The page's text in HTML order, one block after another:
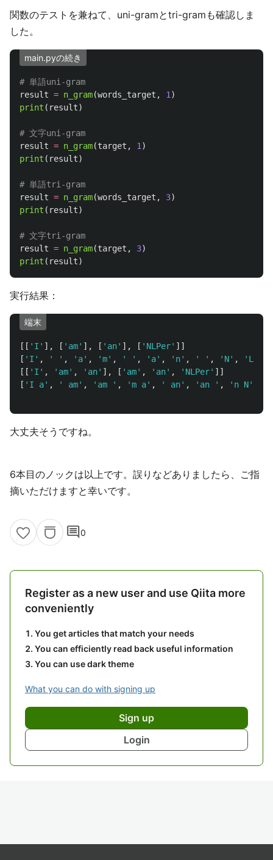
関数のテストを兼ねて、uni-gramとtri-gramも確認しま
した。
main.pyの続き
result = n_gram(words_target , 1 )
print ( result)
result = n_gram(target , 1 )
print ( result)
result = n_gram(words_target , 3)
print ( result)
result = n_gram(target , 3)
print ( result)
実行結果：
端末
[[ ' I ' ], [ ' am' ], [ ' an' ], [ ' NLPer' ]]
[ ' I ' , ' ' , ' a' , 'm' , ' ' , ' a' , ' n' , ' ' , ' N' , ' L
[[ ' I ' , ' am' , ' an' ], [ ' am' , ' an' , ' NLPer' ]]
[ ' I a' , ' am' , ' am ' , 'm a' , ' an' , ' an ' , ' n N'
大丈夫そうですね。
6本目のノックは以上です。誤りなどありましたら、ご指
摘いただけますと幸いです。
comment0
Register as a new user and use Qiita more
conveniently
You get articles that match your needs
You can efficiently read back useful information
You can use dark theme
What you can do with signing up
Sign up
Login